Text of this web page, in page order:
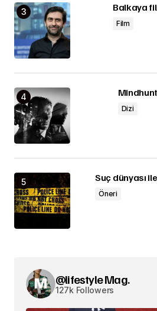
Balkaya
Film
Dizi
Suç dünyası
Öneri
@lifestyle Mag.
127k Followers